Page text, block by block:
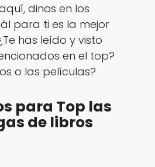
dinos en los
para ti es la mejor
has leído y visto
en el top?
o las películas?
para Top las
de libros